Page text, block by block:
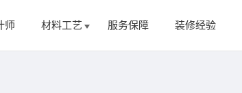
师 材料工艺 服务保障 装修经验